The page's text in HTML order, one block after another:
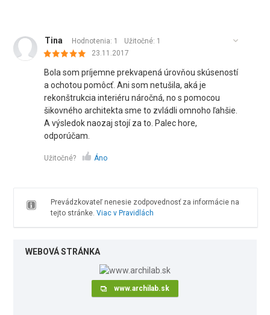
Tina Hodnotenia: 1 Užitočné: 1
23.11.2017
Bola som príjemne prekvapená úrovňou skúseností
a ochotou pomôcť. Ani som netušila, aká je
rekonštrukcia interiéru náročná, no s pomocou
šikovného architekta sme to zvládli omnoho ľahšie.
A výsledok naozaj stojí za to. Palec hore,
odporúčam.
Užitočné? Áno
Prevádzkovateľ nenesie zodpovednosť za informácie na
tejto stránke. Viac v Pravidlách
WEBOVÁ STRÁNKA
www.archilab.sk